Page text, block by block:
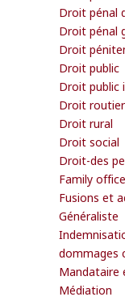
Droit pénal
Droit pénal
Droit
Droit public
Droit public
Droit
Droit rural
Droit social
Droit-des
Family office
Fusions et
Généraliste
dommages
Mandataire
Médiation